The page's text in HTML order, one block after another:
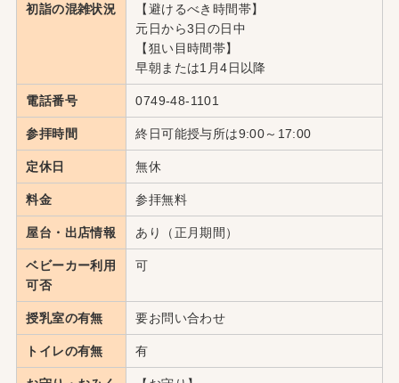
初詣の混雑状況
【避けるべき時間帯】
元日から3日の日中
【狙い目時間帯】
早朝または1月4日以降
電話番号 0749-48-1101
参拝時間 終日可能授与所は9:00～17:00
定休日 無休
料金 参拝無料
屋台・出店情報 あり（正月期間）
ベビーカー利用
可否
可
授乳室の有無 要お問い合わせ
トイレの有無 有